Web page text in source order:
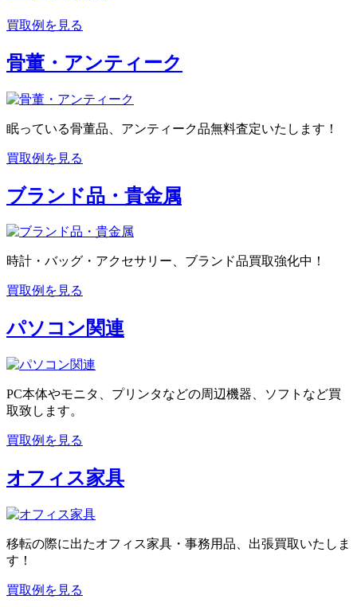
買取例を見る
骨董・アンティーク
眠っている骨董品、アンティーク品無料査定いたします！
買取例を見る
ブランド品・貴金属
時計・バッグ・アクセサリー、ブランド品買取強化中！
買取例を見る
パソコン関連
PC本体やモニタ、プリンタなどの周辺機器、ソフトなど買
取致します。
買取例を見る
オフィス家具
移転の際に出たオフィス家具・事務用品、出張買取いたしま
す！
買取例を見る